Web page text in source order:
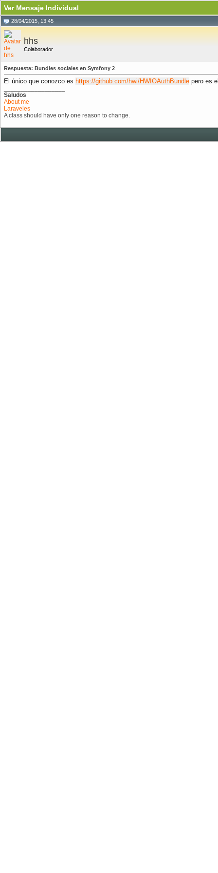
Ver Mensaje Individual
28/04/2015, 13:45
hhs
Colaborador
Respuesta: Bundles sociales en Symfony 2
El único que conozco es https://github.com/hwi/HWIOAuthBundle pero es
Saludos
About me
Laraveles
A class should have only one reason to change.